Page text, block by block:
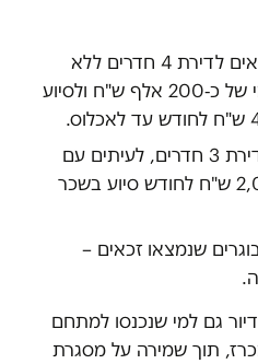
מחזיקי המכרז המקורי זכאים לדירת 4 חדרים ללא
תמורה, לתשלום חד‑פעמי של כ‑200 אלף ש"ח ולסיוע
מחזיקים נוספים זכאים לדירת 3 חדרים, לעיתים עם
השתתפות עצמית, ו‑2,000 ש"ח לחודש סיוע בשכר
שנמצאו זכאים –
גם למי שנכנסו למתחם
תוך שמירה על מסגרת